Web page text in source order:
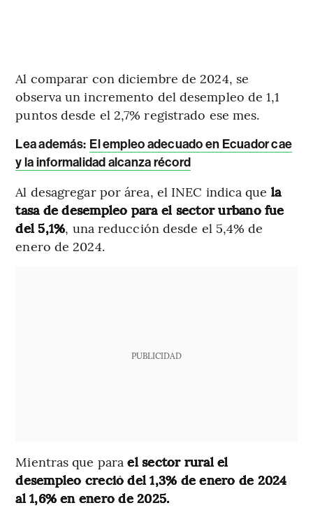
Al comparar con diciembre de 2024, se
observa un incremento del desempleo de 1,1
puntos desde el 2,7% registrado ese mes.
Lea además: El empleo adecuado en Ecuador cae
y la informalidad alcanza récord
Al desagregar por área, el INEC indica que la
tasa de desempleo para el sector urbano fue
del 5,1%, una reducción desde el 5,4% de
enero de 2024.
PUBLICIDAD
Mientras que para el sector rural el
desempleo creció del 1,3% de enero de 2024
al 1,6% en enero de 2025.